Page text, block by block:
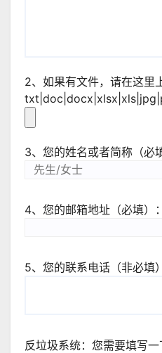
2、如果有文件，请在这里
3、您的姓名或者简称（必
4、您的邮箱地址（必填）：
5、您的联系电话（非必填
反垃圾系统：您需要填写